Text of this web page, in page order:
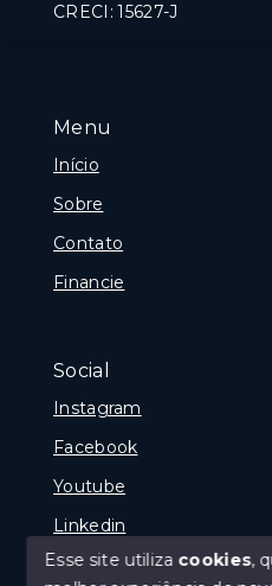
Menu
Início
Sobre
Contato
Financie
Social
Instagram
Facebook
Youtube
Linkedin
CRECI: 15627-J
Esse site utiliza cookies,